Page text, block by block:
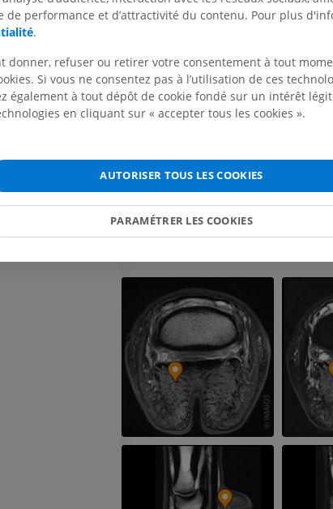
digital]
Références
Text by Antoine Micheau, MD - Copyright
Horst Erich König, Hans-Georg Liebich -
3794528332 Illustrated Veterinary Anatomical
edittion - Gheorghe M. Constantinescu, Oskar
Galerie
Radiographies
GRATUIT
Cheval - carpe
Cheval - Myologie
Illustrations
Cheval - Doigt et sabot
de performance et d’attractivité du contenu. Pour plus
.
donner, refuser ou retirer votre consentement à tout
Si vous ne consentez pas à l’utilisation de ces
également à tout dépôt de cookie fondé sur un intérêt
en cliquant sur « accepter tous les cookies ».
AUTORISER TOUS LES COOKIES
PARAMÉTRER LES COOKIES